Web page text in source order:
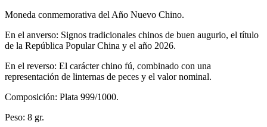
Moneda conmemorativa del Año Nuevo Chino.
En el anverso: Signos tradicionales chinos de buen augurio, el título
de la República Popular China y el año 2026.
En el reverso: El carácter chino fú, combinado con una
representación de linternas de peces y el valor nominal.
Composición: Plata 999/1000.
Peso: 8 gr.